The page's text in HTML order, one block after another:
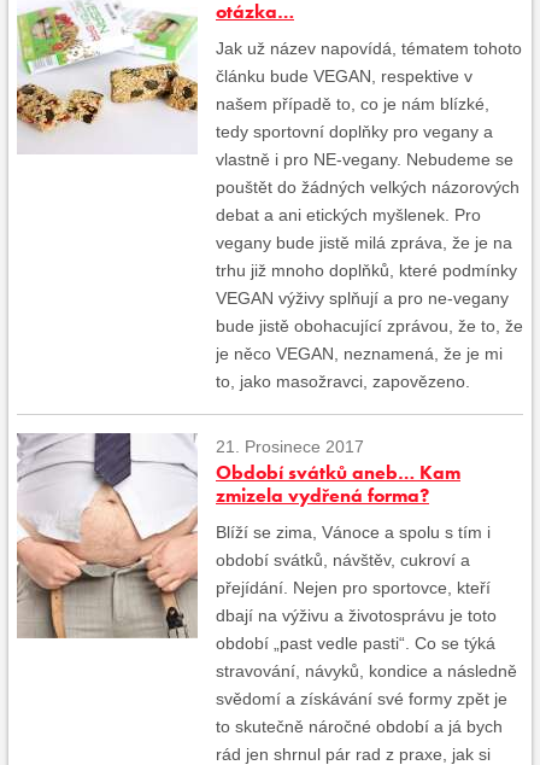
otázka…
Jak už název napovídá, tématem tohoto
článku bude VEGAN, respektive v
našem případě to, co je nám blízké,
tedy sportovní doplňky pro vegany a
vlastně i pro NE-vegany. Nebudeme se
pouštět do žádných velkých názorových
debat a ani etických myšlenek. Pro
vegany bude jistě milá zpráva, že je na
trhu již mnoho doplňků, které podmínky
VEGAN výživy splňují a pro ne-vegany
bude jistě obohacující zprávou, že to, že
je něco VEGAN, neznamená, že je mi
to, jako masožravci, zapovězeno.
21. Prosinece 2017
Období svátků aneb… Kam
zmizela vydřená forma?
Blíží se zima, Vánoce a spolu s tím i
období svátků, návštěv, cukroví a
přejídání. Nejen pro sportovce, kteří
dbají na výživu a životosprávu je toto
období „past vedle pasti“. Co se týká
stravování, návyků, kondice a následně
svědomí a získávání své formy zpět je
to skutečně náročné období a já bych
rád jen shrnul pár rad z praxe, jak si